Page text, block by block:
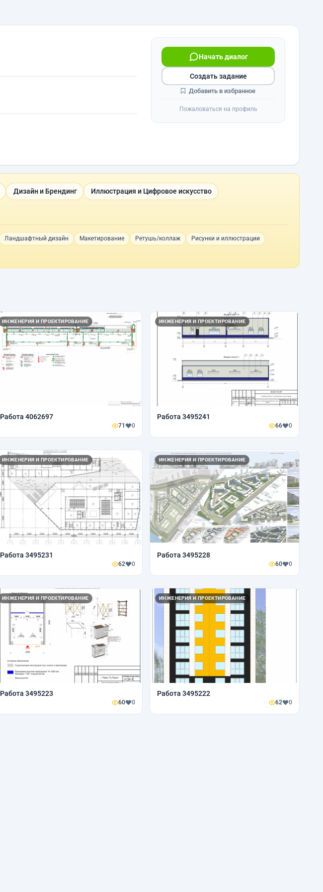
Начать диалог
Создать задание
Добавить в избранное
Пожаловаться на профиль
Дизайн и Брендинг Иллюстрация и Цифровое искусство
Ландшафтный дизайн Макетирование Ретушь/коллаж
Рисунки и иллюстрации
ИНЖЕНЕРИЯ И ПРОЕКТИРОВАНИЕ
Работа 4062697
71 0
ИНЖЕНЕРИЯ И ПРОЕКТИРОВАНИЕ
Работа 3495241
66 0
ИНЖЕНЕРИЯ И ПРОЕКТИРОВАНИЕ
Работа 3495231
62 0
ИНЖЕНЕРИЯ И ПРОЕКТИРОВАНИЕ
Работа 3495228
60 0
ИНЖЕНЕРИЯ И ПРОЕКТИРОВАНИЕ
Работа 3495223
60 0
ИНЖЕНЕРИЯ И ПРОЕКТИРОВАНИЕ
Работа 3495222
62 0